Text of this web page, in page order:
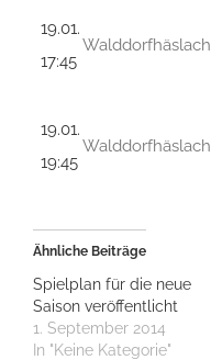
19.01.
17:45
Walddorfhäslach
19.01.
19:45
Walddorfhäslach
Ähnliche Beiträge
Spielplan für die neue
Saison veröffentlicht
1. September 2014
In "Keine Kategorie"